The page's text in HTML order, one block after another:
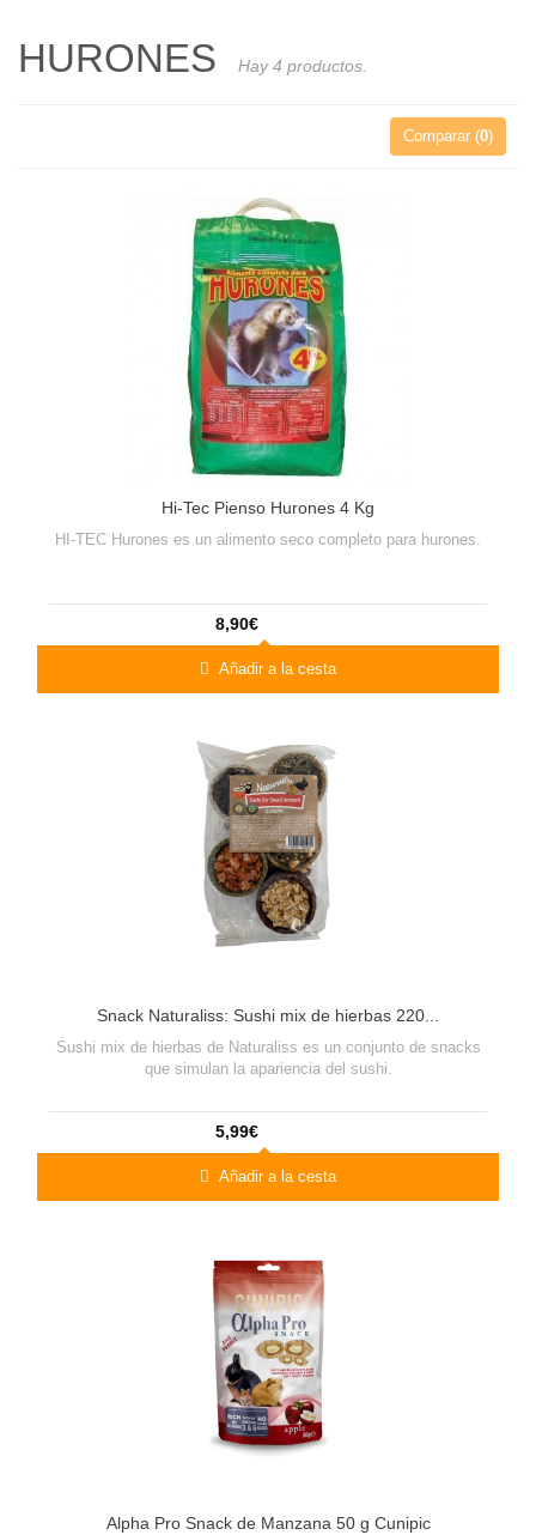
HURONES Hay 4 productos.
Comparar (0)
Hi-Tec Pienso Hurones 4 Kg
HI-TEC Hurones es un alimento seco completo para hurones.
8,90€
Añadir a la cesta
Snack Naturaliss: Sushi mix de hierbas 220...
Sushi mix de hierbas de Naturaliss es un conjunto de snacks
que simulan la apariencia del sushi.
5,99€
Añadir a la cesta
Alpha Pro Snack de Manzana 50 g Cunipic